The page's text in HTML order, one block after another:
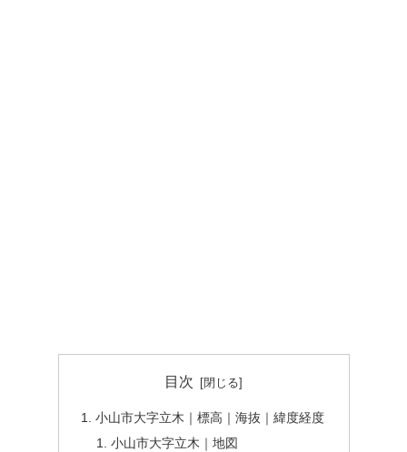
目次
小山市大字立木｜標高｜海抜｜緯度経度
小山市大字立木｜地図